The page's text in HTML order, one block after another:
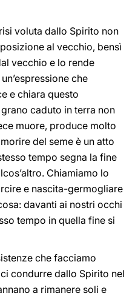
voluta dallo Spirito non
al vecchio, bensì
vecchio e lo rende
che
e chiara questo
caduto in terra non
muore, produce molto
del seme è un atto
tempo segna la fine
Chiamiamo lo
e nascita-germogliare
davanti ai nostri occhi
tempo in quella fine si
che facciamo
condurre dallo Spirito nel
a rimanere soli e